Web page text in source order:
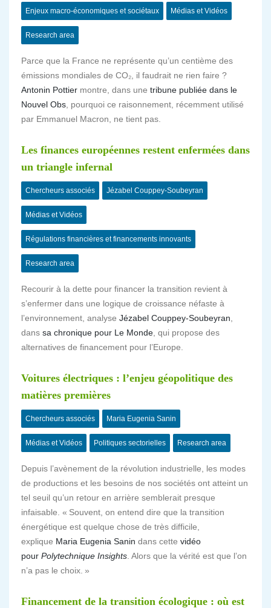
Enjeux macro-économiques et sociétaux Médias et Vidéos
Research area
Parce que la France ne représente qu’un centième des
émissions mondiales de CO₂, il faudrait ne rien faire ?
Antonin Pottier montre, dans une tribune publiée dans le
Nouvel Obs , pourquoi ce raisonnement, récemment utilisé
par Emmanuel Macron, ne tient pas.
Les finances européennes restent enfermées dans
un triangle infernal
Chercheurs associés Jézabel Couppey-Soubeyran
Médias et Vidéos
Régulations financières et financements innovants
Research area
Recourir à la dette pour financer la transition revient à
s’enfermer dans une logique de croissance néfaste à
l’environnement, analyse Jézabel Couppey-Soubeyran
dans sa chronique pour Le Monde , qui propose des
alternatives de financement pour l’Europe.
Voitures électriques : l’enjeu géopolitique des
matières premières
Chercheurs associés Maria Eugenia Sanin
Médias et Vidéos Politiques sectorielles Research area
Depuis l’avènement de la révolution industrielle, les modes
de productions et les besoins de nos sociétés ont atteint un
tel seuil qu’un retour en arrière semblerait presque
infaisable. « Souvent, on entend dire que la transition
énergétique est quelque chose de très difficile,
explique Maria Eugenia Sanin dans cette vidéo
pour Polytechnique Insights . Alors que la vérité est que l’on
n’a pas le choix. »
Financement de la transition écologique : où est